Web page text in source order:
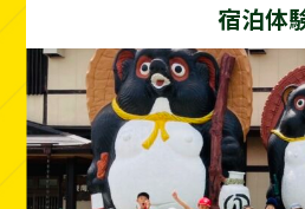
宿泊体